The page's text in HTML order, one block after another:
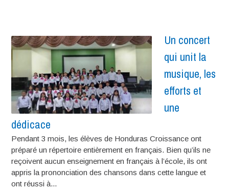
Un concert
qui unit la
musique, les
efforts et
une
dédicace
Pendant 3 mois, les élèves de Honduras Croissance ont
préparé un répertoire entièrement en français. Bien qu’ils ne
reçoivent aucun enseignement en français à l’école, ils ont
appris la prononciation des chansons dans cette langue et
ont réussi à...